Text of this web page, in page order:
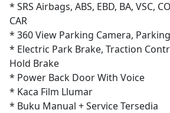
* SRS Airbags, ABS, EBD, BA, VSC,
CAR
* 360 View Parking Camera,
* Electric Park Brake, Traction
Hold Brake
* Power Back Door With Voice
* Kaca Film Llumar
* Buku Manual + Service Tersedia